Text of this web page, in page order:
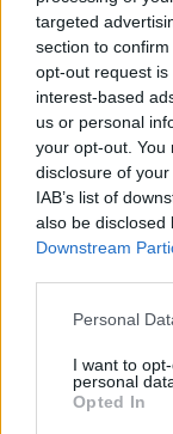
targeted
section to
opt-out request
interest-based
us or personal
your opt-out. You
disclosure of
IAB’s list of
also be disclosed
Downstream
Personal
I want to
personal
Opted In
csapatnak
A 2025–26-os
szabály a
elkészült a
Bödő Efraim a
bekerült.
24 ÓRA